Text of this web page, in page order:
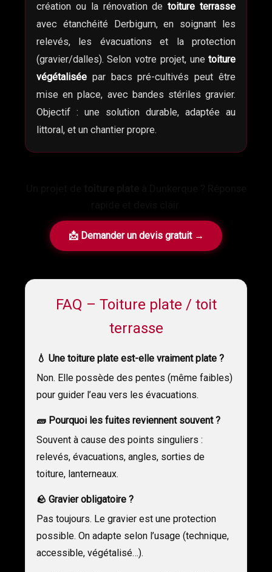
création ou la rénovation detoiture terrasse
avec étanchéité Derbigum, en soignant les
relevés, les évacuations et la protection
(gravier/dalles). Selon votre projet, unetoiture
végétaliséepar bacs pré-cultivés peut être
mise en place, avec bandes stériles gravier.
Objectif : une solution durable, adaptée au
littoral, et un chantier propre.
📩 Demander un devis gratuit →
FAQ – Toiture plate / toit
terrasse
💧 Une toiture plate est-elle vraiment plate ?
Non. Elle possède des pentes (même faibles)
pour guider l’eau vers les évacuations.
🧱 Pourquoi les fuites reviennent souvent ?
Souvent à cause des points singuliers :
relevés, évacuations, angles, sorties de
toiture, lanterneaux.
🪨 Gravier obligatoire ?
Pas toujours. Le gravier est une protection
possible. On adapte selon l’usage (technique,
accessible, végétalisé…).